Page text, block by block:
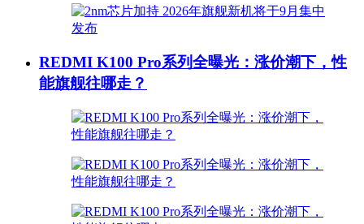
REDMI K100 Pro系列全曝光：涨价潮下，性
能旗舰往哪走？